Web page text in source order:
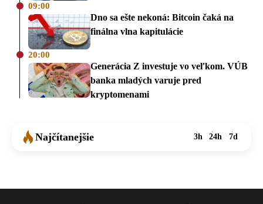
09:00
Dno sa ešte nekoná: Bitcoin čaká na
finálna vlna kapitulácie
20:00
Generácia Z investuje vo veľkom. VÚB
banka mladých varuje pred
kryptomenami
Najčítanejšie 3h 24h 7d